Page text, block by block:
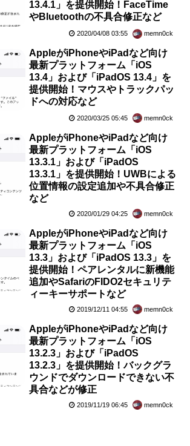
13.4.1」を提供開始！FaceTime
やBluetoothの不具合修正など
2020/04/08 03:55 memn0ck
AppleがiPhoneやiPadなど向け
最新プラットフォーム「iOS
13.4」および「iPadOS 13.4」を
提供開始！マウスやトラックパッ
ドへの対応など
2020/03/25 05:45 memn0ck
AppleがiPhoneやiPadなど向け
最新プラットフォーム「iOS
13.3.1」および「iPadOS
13.3.1」を提供開始！UWBによる
位置情報の設定追加や不具合修正
など
2020/01/29 04:25 memn0ck
AppleがiPhoneやiPadなど向け
最新プラットフォーム「iOS
13.3」および「iPadOS 13.3」を
提供開始！ペアレンタルに新機能
追加やSafariのFIDO2セキュリテ
ィーキーサポートなど
2019/12/11 04:55 memn0ck
AppleがiPhoneやiPadなど向け
最新プラットフォーム「iOS
13.2.3」および「iPadOS
13.2.3」を提供開始！バックグラ
ウンドでダウンロードできない不
具合などが修正
2019/11/19 06:45 memn0ck